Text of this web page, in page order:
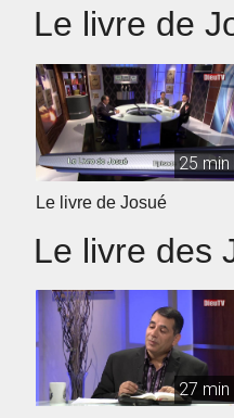
Le livre de
25 min
Le livre de Josué
Le livre des
27 min